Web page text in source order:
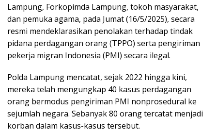
Lampung, Forkopimda Lampung, tokoh masyarakat,
dan pemuka agama, pada Jumat (16/5/2025), secara
resmi mendeklarasikan penolakan terhadap tindak
pidana perdagangan orang (TPPO) serta pengiriman
pekerja migran Indonesia (PMI) secara ilegal.
Polda Lampung mencatat, sejak 2022 hingga kini,
mereka telah mengungkap 40 kasus perdagangan
orang bermodus pengiriman PMI nonprosedural ke
sejumlah negara. Sebanyak 80 orang tercatat menjadi
korban dalam kasus-kasus tersebut.